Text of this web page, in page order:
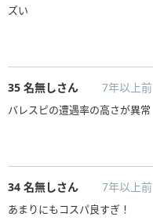
ズい
35 名無しさん 7年以上前
バレスピの遭遇率の高さが異常
34 名無しさん 7年以上前
あまりにもコスパ良すぎ！